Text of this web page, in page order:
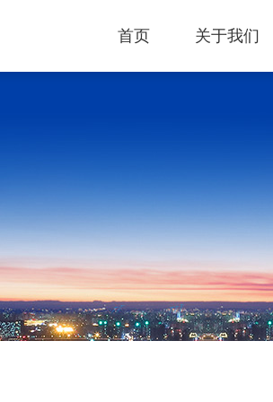
首页 关于我们